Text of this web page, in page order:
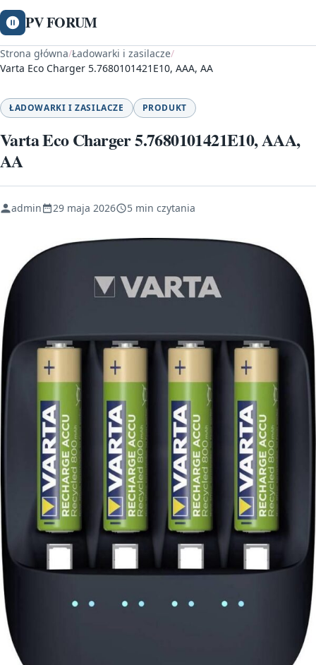
PV FORUM
Strona główna/Ładowarki i zasilacze/
Varta Eco Charger 5.7680101421E10, AAA, AA
ŁADOWARKI I ZASILACZE PRODUKT
Varta Eco Charger 5.7680101421E10, AAA,
AA
admin 29 maja 2026 5 min czytania